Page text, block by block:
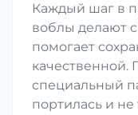
Каждый шаг в
воблы делают
помогает
качественной.
специальный
портилась и не